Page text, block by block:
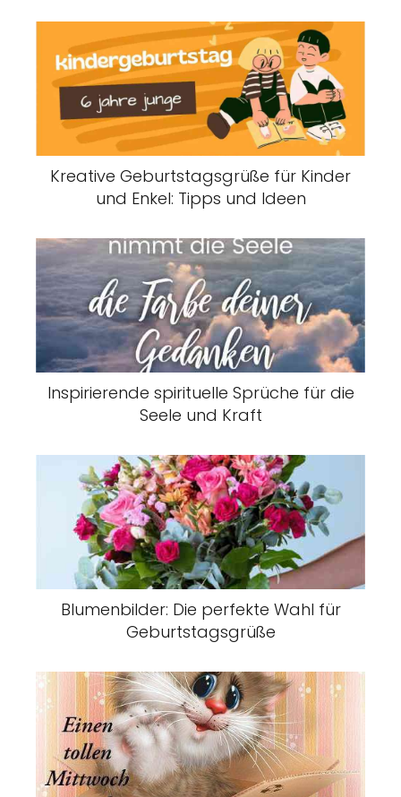
Kreative Geburtstagsgrüße für Kinder
und Enkel: Tipps und Ideen
Inspirierende spirituelle Sprüche für die
Seele und Kraft
Blumenbilder: Die perfekte Wahl für
Geburtstagsgrüße